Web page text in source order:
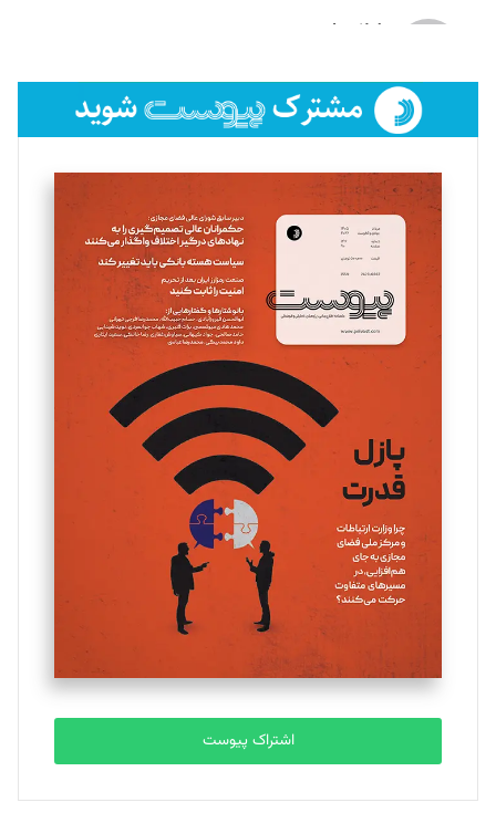
لیلا حنارود
فائزه فتحی رستمی
تحریریه
سروش کرمیان
تحریریه
مینا پاکدل
یسنا امان‌پور
تحریریه
ملینا جعفری
تحریریه
مصطفی مسجدی آرانی
تحریریه
بابک نقاش
تحریریه
اشتراک پیوست